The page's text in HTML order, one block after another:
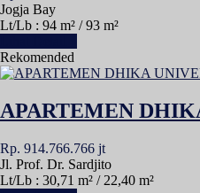
Jogja Bay
Lt/Lb : 94 m² / 93 m²
Rekomended
APARTEMEN
Rp. 914.766.766 jt
Jl. Prof. Dr. Sardjito
Lt/Lb : 30,71 m² / 22,40 m²